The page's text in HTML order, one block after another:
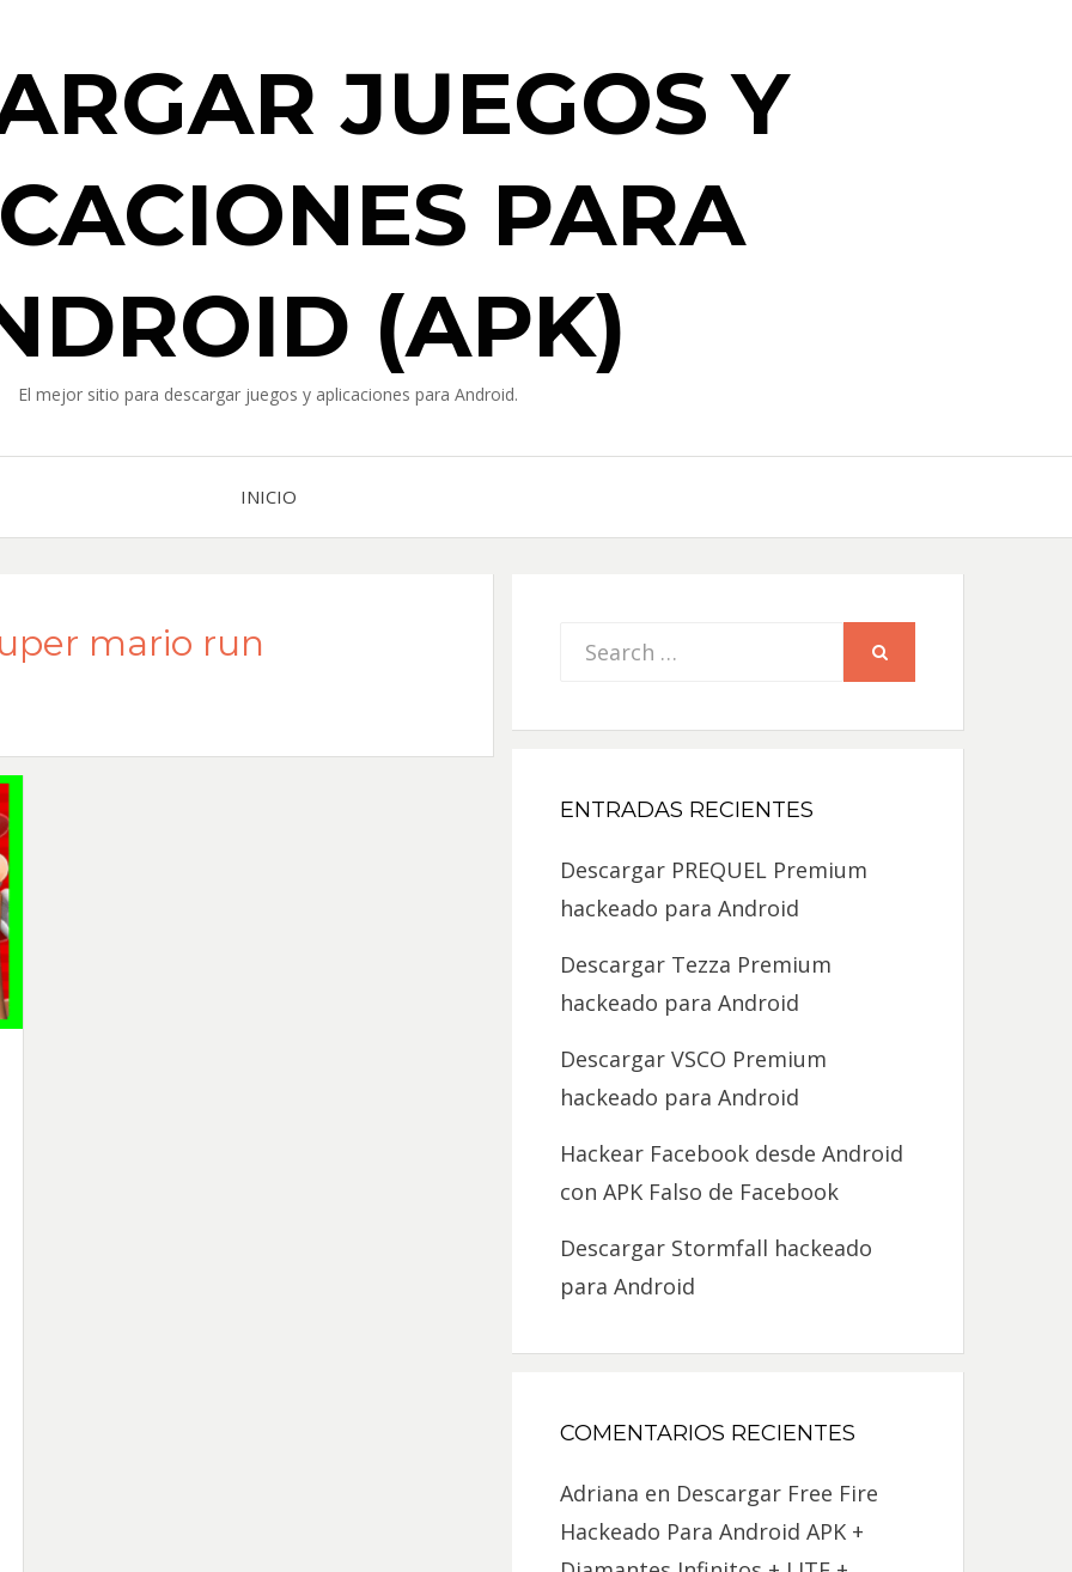
JUEGOS Y
PARA
(APK)
El mejor sitio para descargar juegos y aplicaciones para Android.
INICIO
mario run
Search
ENTRADAS RECIENTES
Descargar PREQUEL Premium
hackeado para Android
Descargar Tezza Premium
hackeado para Android
Descargar VSCO Premium
hackeado para Android
Hackear Facebook desde Android
con APK Falso de Facebook
Descargar Stormfall hackeado
para Android
COMENTARIOS RECIENTES
Adriana en Descargar Free Fire
Hackeado Para Android APK +